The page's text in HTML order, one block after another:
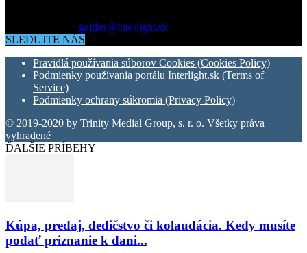
gajdos@interlight.sk
SLEDUJTE NÁS
Pravidlá používania súborov Cookies (Cookies Policy)
Podmienky používania portálu Interlight.sk (Terms of
Service)
Podmienky ochrany súkromia (Privacy Policy)
© 2019-2020 by Trinity Medial Group, s. r. o. Všetky práva
vyhradené
ĎALŠIE PRÍBEHY
Kúpa, predaj, dedičstvo či kolaudácia. Kedy musíte
podať priznanie k dani...